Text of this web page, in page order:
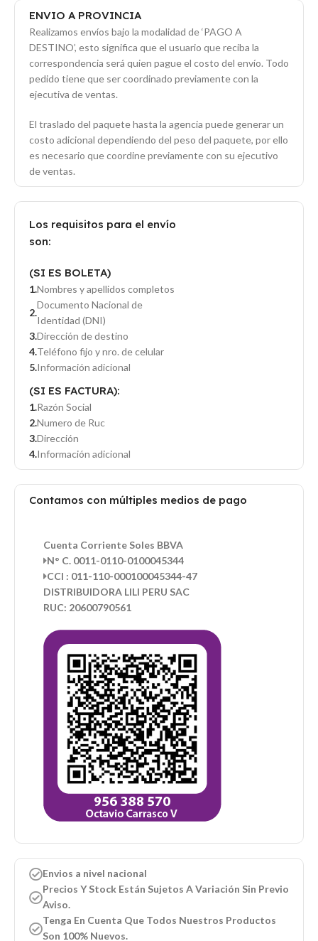
ENVIO A PROVINCIA
Realizamos envíos bajo la modalidad de ‘PAGO A
DESTINO’, esto significa que el usuario que reciba la
correspondencia será quien pague el costo del envío. Todo
pedido tiene que ser coordinado previamente con la
ejecutiva de ventas.
El traslado del paquete hasta la agencia puede generar un
costo adicional dependiendo del peso del paquete, por ello
es necesario que coordine previamente con su ejecutivo
de ventas.
Los requisitos para el envío
son:
(SI ES BOLETA)
Nombres y apellidos completos
Documento Nacional de
Identidad (DNI)
Dirección de destino
Teléfono fijo y nro. de celular
Información adicional
(SI ES FACTURA):
Razón Social
Numero de Ruc
Dirección
Información adicional
Contamos con múltiples medios de pago
Cuenta Corriente Soles BBVA
N° C. 0011-0110-0100045344
CCI : 011-110-000100045344-47
DISTRIBUIDORA LILI PERU SAC
RUC: 20600790561
Envios a nivel nacional
Precios Y Stock Están Sujetos A Variación Sin Previo
Aviso.
Tenga En Cuenta Que Todos Nuestros Productos
Son 100% Nuevos.